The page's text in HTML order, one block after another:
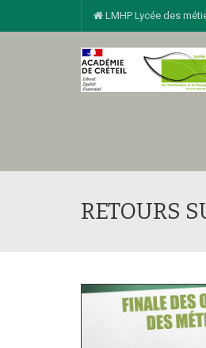
LMHP Lycée des
RETOURS